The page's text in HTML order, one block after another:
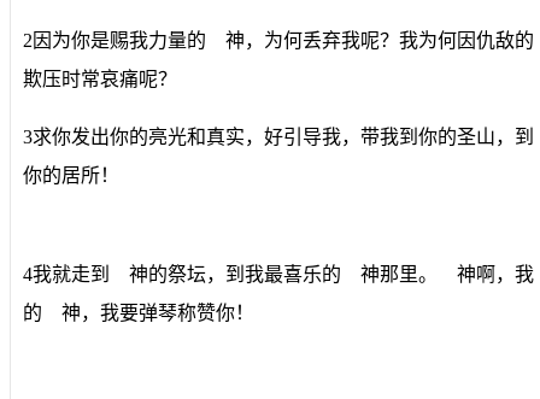
2因为你是赐我力量的 神，为何丢弃我呢？我为何因仇敌的
欺压时常哀痛呢？
3求你发出你的亮光和真实，好引导我，带我到你的圣山，到
你的居所！
4我就走到 神的祭坛，到我最喜乐的 神那里。 神啊，我
的 神，我要弹琴称赞你！